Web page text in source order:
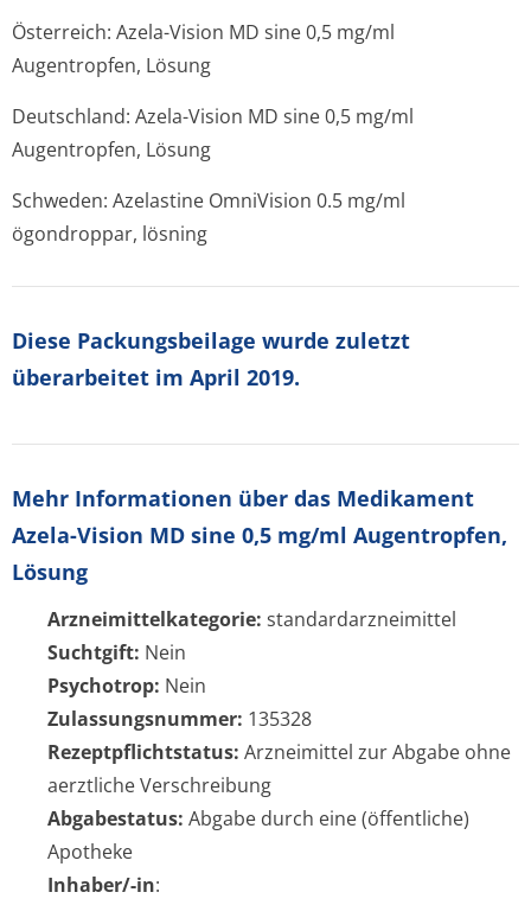
Österreich: Azela-Vision MD sine 0,5 mg/ml
Augentropfen, Lösung
Deutschland: Azela-Vision MD sine 0,5 mg/ml
Augentropfen, Lösung
Schweden: Azelastine OmniVision 0.5 mg/ml
ögondroppar, lösning
Diese Packungsbeilage wurde zuletzt
überarbeitet im April 2019.
Mehr Informationen über das Medikament
Azela-Vision MD sine 0,5 mg/ml Augentropfen,
Lösung
Arzneimittelkategorie: standardarzneimittel
Suchtgift: Nein
Psychotrop: Nein
Zulassungsnummer: 135328
Rezeptpflichtstatus: Arzneimittel zur Abgabe ohne
aerztliche Verschreibung
Abgabestatus: Abgabe durch eine (öffentliche)
Apotheke
Inhaber/-in: